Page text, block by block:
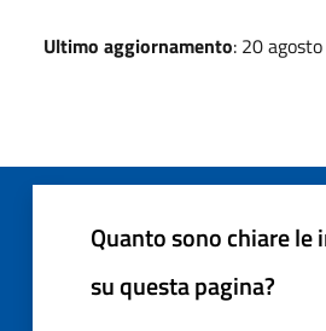
Ultimo aggiornamento: 20
Quanto sono chiare
su questa pagina?